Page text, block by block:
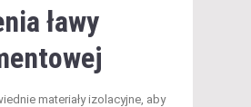
ławy
materiały izolacyjne, aby